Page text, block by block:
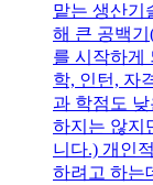
맡는 생산기
해 큰 공백기
를 시작하게
학, 인턴, 자
과 학점도
하지는 않지
니다.) 개인
하려고 하는